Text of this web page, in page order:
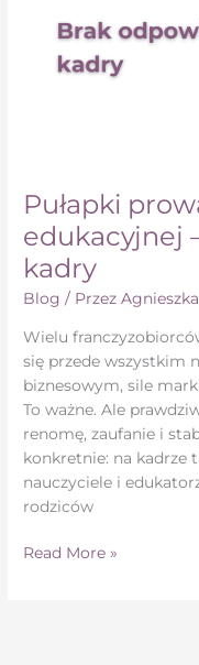
Pułapki
edukacyjnej
kadry
Blog / Przez
Wielu
się przede wszystkim
biznesowym, sile
To ważne. Ale
renomę, zaufanie i
konkretnie: na kadrze
nauczyciele i
rodziców
Read More »